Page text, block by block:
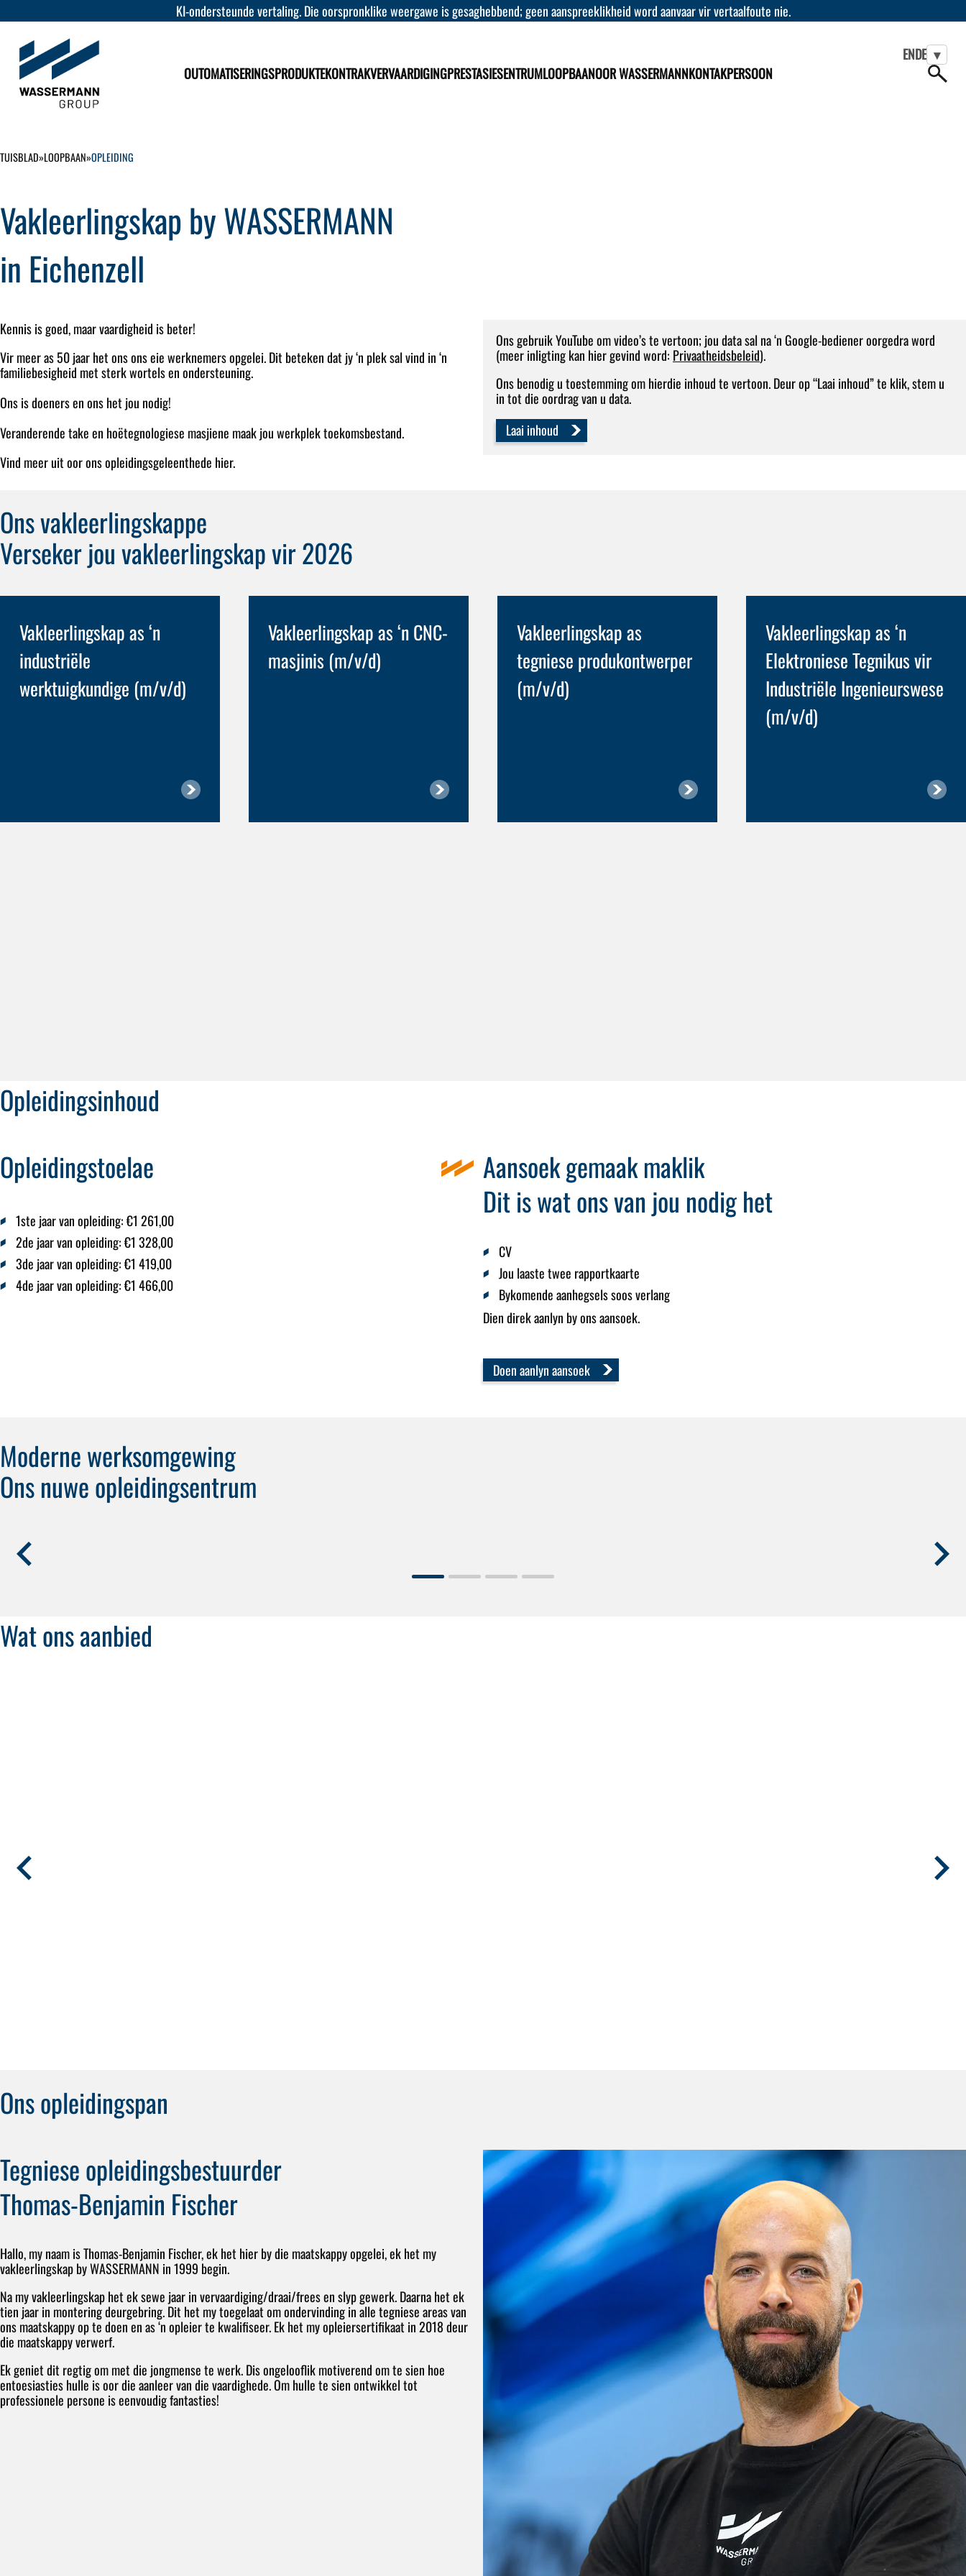
KI-ondersteunde vertaling. Die oorspronklike weergawe is gesaghebbend; geen aanspreeklikheid word aanvaar vir vertaalfoute nie.
ENDE ▾
OUTOMATISERINGSPRODUKTEKONTRAKVERVAARDIGINGPRESTASIESENTRUMLOOPBAANOOR WASSERMANNKONTAKPERSOON
TUISBLAD»LOOPBAAN»OPLEIDING
Vakleerlingskap by WASSERMANN
in Eichenzell
Kennis is goed, maar vaardigheid is beter!
Vir meer as 50 jaar het ons ons eie werknemers opgelei. Dit beteken dat jy ‘n plek sal vind in ‘n
familiebesigheid met sterk wortels en ondersteuning.
Ons is doeners en ons het jou nodig!
Veranderende take en hoëtegnologiese masjiene maak jou werkplek toekomsbestand.
Vind meer uit oor ons opleidingsgeleenthede hier.
Ons gebruik YouTube om video’s te vertoon; jou data sal na ‘n Google-bediener oorgedra word
(meer inligting kan hier gevind word: Privaatheidsbeleid).
Ons benodig u toestemming om hierdie inhoud te vertoon. Deur op “Laai inhoud” te klik, stem u
in tot die oordrag van u data.
Laai inhoud
Ons vakleerlingskappe
Verseker jou vakleerlingskap vir 2026
Vakleerlingskap as ‘n
industriële
werktuigkundige (m/v/d)
Vakleerlingskap as ‘n CNC-
masjinis (m/v/d)
Vakleerlingskap as
tegniese produkontwerper
(m/v/d)
Vakleerlingskap as ‘n
Elektroniese Tegnikus vir
Industriële Ingenieurswese
(m/v/d)
Opleidingsinhoud
Opleidingstoelae
1ste jaar van opleiding:€1 261,00
2de jaar van opleiding:€1 328,00
3de jaar van opleiding:€1 419,00
4de jaar van opleiding:€1 466,00
Aansoek gemaak maklik
Dit is wat ons van jou nodig het
CV
Jou laaste twee rapportkaarte
Bykomende aanhegsels soos verlang
Dien direk aanlyn by ons aansoek.
Doen aanlyn aansoek
Moderne werksomgewing
Ons nuwe opleidingsentrum
Wat ons aanbied
Ons opleidingspan
Tegniese opleidingsbestuurder
Thomas-Benjamin Fischer
Hallo, my naam is Thomas-Benjamin Fischer, ek het hier by die maatskappy opgelei, ek het my
vakleerlingskap by WASSERMANN in 1999 begin.
Na my vakleerlingskap het ek sewe jaar in vervaardiging/draai/frees en slyp gewerk. Daarna het ek
tien jaar in montering deurgebring. Dit het my toegelaat om ondervinding in alle tegniese areas van
ons maatskappy op te doen en as ‘n opleier te kwalifiseer. Ek het my opleiersertifikaat in 2018 deur
die maatskappy verwerf.
Ek geniet dit regtig om met die jongmense te werk. Dis ongelooflik motiverend om te sien hoe
entoesiasties hulle is oor die aanleer van die vaardighede. Om hulle te sien ontwikkel tot
professionele persone is eenvoudig fantasties!